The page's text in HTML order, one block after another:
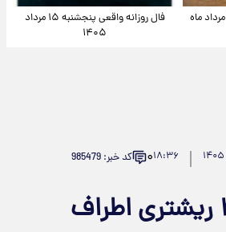
فال قهوه روزانه پنجشنبه ۱۵ مرداد ماه
فال روزانه واقعی پنجشنبه ۱۵ مرداد
۱۴۰۵
۱۸:۳۶۰ کد خبر: 985479
زمین‌لرزه ۳.۶ ریشتری اطراف